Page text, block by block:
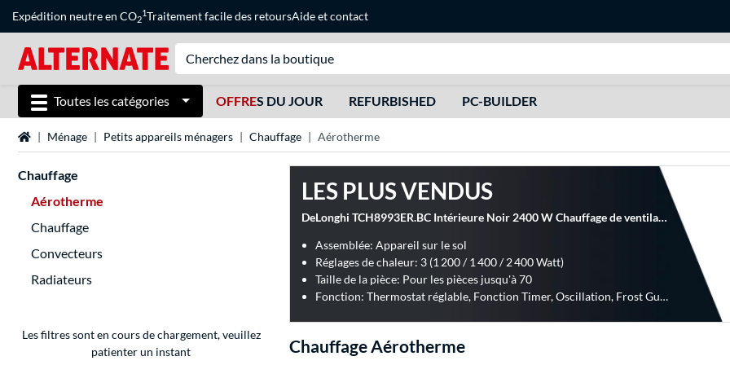
Expédition neutre en CO2
1Traitement facile des retoursAideetcontact
Toutes les catégories OFFRES DU JOUR REFURBISHED PC-BUILDER
Page d'accueil
Ménage Petits appareils ménagers Chauffage Aérotherme
Chauffage
Aérotherme
Chauffage
Convecteurs
Radiateurs
Les filtres sont en cours de chargement, veuillez
patienter un instant
LES PLUS VENDUS
DeLonghi TCH8993ER.BC Intérieure Noir 2400 W Chauffage de ventilateur électrique, Radiateur soufflant
Assemblée: Appareil sur le sol
Réglages de chaleur: 3 (1 200 / 1 400 / 2 400 Watt)
Taille de la pièce: Pour les pièces jusqu'à 70
Fonction: Thermostat réglable, Fonction Timer, Oscillation, Frost Guard
Chauffage Aérotherme